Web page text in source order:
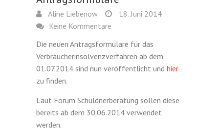
Aline Liebenow
18. Juni 2014
Keine Kommentare
Die neuen Antragsformulare für das
Verbraucherinsolvenzverfahren ab dem
01.07.2014 sind nun veröffentlicht und hier
zu finden.
Laut Forum Schuldnerberatung sollen diese
bereits ab dem 30.06.2014 verwendet
werden.